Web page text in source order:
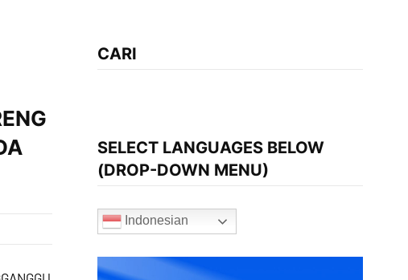
CARI
SELECT LANGUAGES BELOW
(DROP-DOWN MENU)
Indonesian